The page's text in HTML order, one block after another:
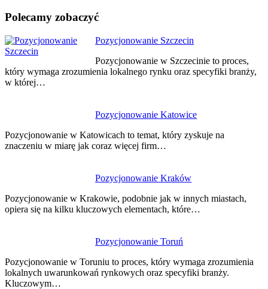
Polecamy zobaczyć
Pozycjonowanie Szczecin
Pozycjonowanie w Szczecinie to proces,
który wymaga zrozumienia lokalnego rynku oraz specyfiki branży,
w której…
Pozycjonowanie Katowice
Pozycjonowanie w Katowicach to temat, który zyskuje na
znaczeniu w miarę jak coraz więcej firm…
Pozycjonowanie Kraków
Pozycjonowanie w Krakowie, podobnie jak w innych miastach,
opiera się na kilku kluczowych elementach, które…
Pozycjonowanie Toruń
Pozycjonowanie w Toruniu to proces, który wymaga zrozumienia
lokalnych uwarunkowań rynkowych oraz specyfiki branży.
Kluczowym…
Nawigacja
wpisu